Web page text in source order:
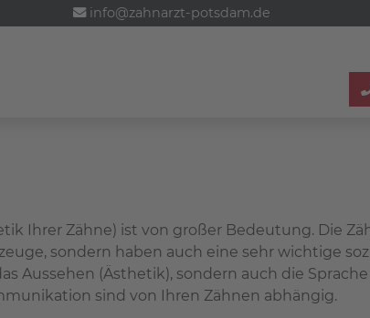
info@zahnarzt-potsdam.de
Ihrer Zähne) ist von großer Bedeutung. Die
sondern haben auch eine sehr wichtige
Aussehen (Ästhetik), sondern auch die
sind von Ihren Zähnen abhängig.